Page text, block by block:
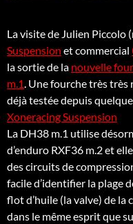
La visite de Julien Piccolo
Suspension et commercial
la sortie de la nouvelle
m.1. Une fourche très
déjà testée depuis
Xoneracing Suspension
La DH38 m.1 utilise
d’enduro RXF36 m.2 et
des circuits de
facile d’identifier la plage
flot d’huile (la valve) de la
dans le même esprit que